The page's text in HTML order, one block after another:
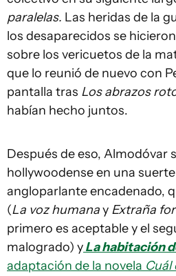
paralelas. Las heridas de la
los desaparecidos se
sobre los vericuetos de la
que lo reunió de nuevo con
pantalla tras Los abrazos
habían hecho juntos.
Después de eso, Almodóvar
hollywoodense en una
angloparlante encadenado,
(La voz humanay Extraña
primero es aceptable y el
malogrado) yLa habitación
adaptación de la novela